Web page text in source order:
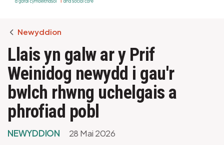
Breadcrumb
Newyddion
Llais yn galw ar y Prif
Weinidog newydd i gau'r
bwlch rhwng uchelgais a
phrofiad pobl
NEWYDDION
28 Mai 2026